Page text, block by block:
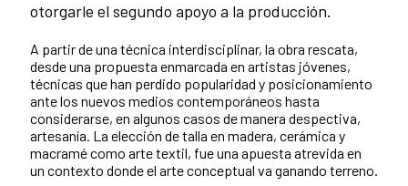
otorgarle el segundo apoyo a la producción.
A partir de una técnica interdisciplinar, la obra rescata,
desde una propuesta enmarcada en artistas jóvenes,
técnicas que han perdido popularidad y posicionamiento
ante los nuevos medios contemporáneos hasta
considerarse, en algunos casos de manera despectiva,
artesanía. La elección de talla en madera, cerámica y
macramé como arte textil, fue una apuesta atrevida en
un contexto donde el arte conceptual va ganando terreno.